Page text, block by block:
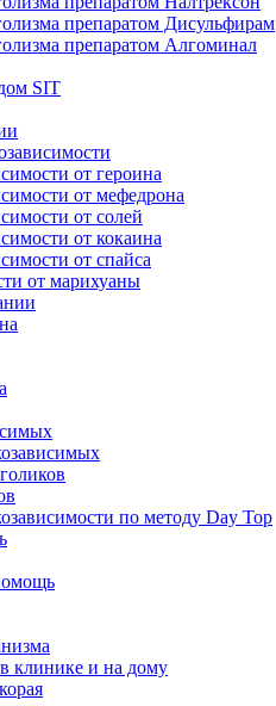
препаратом Дисульфирам
препаратом Алгоминал
SIT
от героина
от мефедрона
от солей
от кокаина
от спайса
от марихуаны
по методу Day Top
клинике и на дому